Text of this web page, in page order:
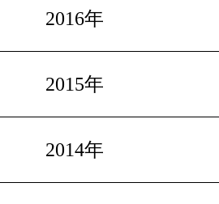
2016年
2015年
2014年